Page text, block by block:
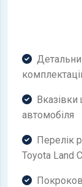
Вказівки
автомобіля
Перелік
Toyota Land